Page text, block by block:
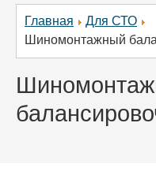
Главная
Для СТО
Шиномонтажный